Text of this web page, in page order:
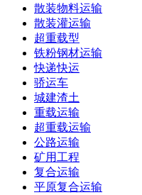
散装物料运输
散装灌运输
超重载型
铁粉钢材运输
快递快运
骄运车
城建渣土
重载运输
超重载运输
公路运输
矿用工程
复合运输
平原复合运输